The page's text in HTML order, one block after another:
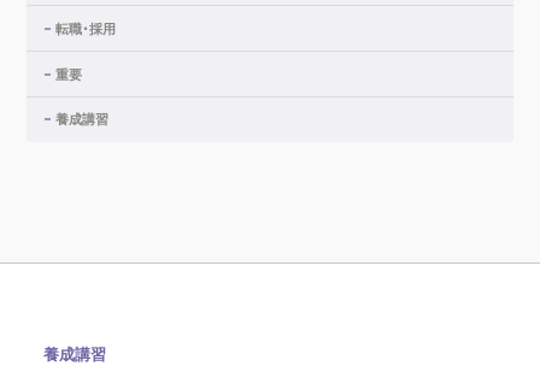
転職・採用
重要
養成講習
養成講習